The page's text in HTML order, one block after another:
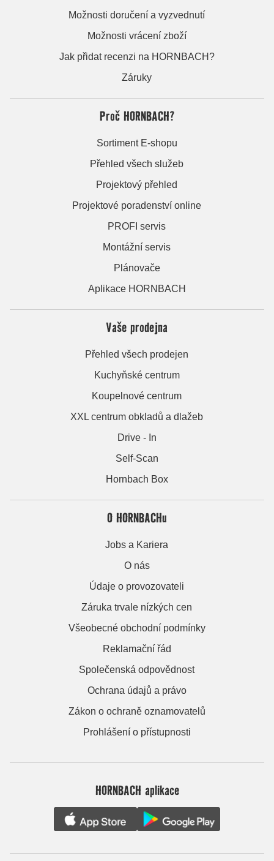
Možnosti doručení a vyzvednutí
Možnosti vrácení zboží
Jak přidat recenzi na HORNBACH?
Záruky
Proč HORNBACH?
Sortiment E-shopu
Přehled všech služeb
Projektový přehled
Projektové poradenství online
PROFI servis
Montážní servis
Plánovače
Aplikace HORNBACH
Vaše prodejna
Přehled všech prodejen
Kuchyňské centrum
Koupelnové centrum
XXL centrum obkladů a dlažeb
Drive - In
Self-Scan
Hornbach Box
O HORNBACHu
Jobs a Kariera
O nás
Údaje o provozovateli
Záruka trvale nízkých cen
Všeobecné obchodní podmínky
Reklamační řád
Společenská odpovědnost
Ochrana údajů a právo
Zákon o ochraně oznamovatelů
Prohlášení o přístupnosti
HORNBACH aplikace